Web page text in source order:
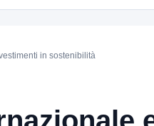
in sostenibilità